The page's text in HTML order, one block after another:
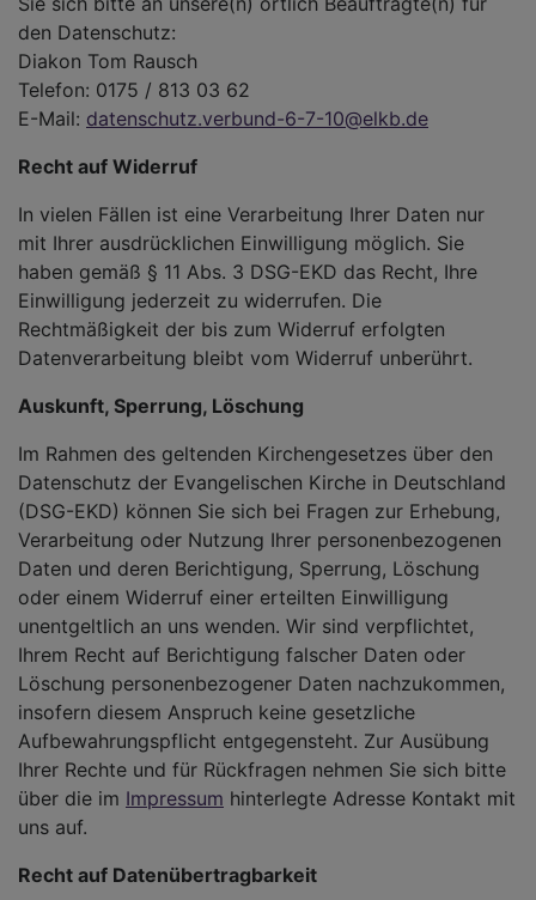
den Datenschutz:
Diakon Tom Rausch
Telefon: 0175 / 813 03 62
E-Mail: datenschutz.verbund-6-7-10@elkb.de
Recht auf Widerruf
In vielen Fällen ist eine Verarbeitung Ihrer Daten nur
mit Ihrer ausdrücklichen Einwilligung möglich. Sie
haben gemäß § 11 Abs. 3 DSG-EKD das Recht, Ihre
Einwilligung jederzeit zu widerrufen. Die
Rechtmäßigkeit der bis zum Widerruf erfolgten
Datenverarbeitung bleibt vom Widerruf unberührt.
Auskunft, Sperrung, Löschung
Im Rahmen des geltenden Kirchengesetzes über den
Datenschutz der Evangelischen Kirche in Deutschland
(DSG-EKD) können Sie sich bei Fragen zur Erhebung,
Verarbeitung oder Nutzung Ihrer personenbezogenen
Daten und deren Berichtigung, Sperrung, Löschung
oder einem Widerruf einer erteilten Einwilligung
unentgeltlich an uns wenden. Wir sind verpflichtet,
Ihrem Recht auf Berichtigung falscher Daten oder
Löschung personenbezogener Daten nachzukommen,
insofern diesem Anspruch keine gesetzliche
Aufbewahrungspflicht entgegensteht. Zur Ausübung
Ihrer Rechte und für Rückfragen nehmen Sie sich bitte
über die im Impressum hinterlegte Adresse Kontakt mit
uns auf.
Recht auf Datenübertragbarkeit